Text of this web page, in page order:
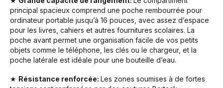
principal spacieux comprend une poche rembourrée pour
ordinateur portable jusqu’à 16 pouces, avec assez d’espace
pour les livres, cahiers et autres fournitures scolaires. La
poche avant permet une organisation facile de vos petits
objets comme le téléphone, les clés ou le chargeur, et la
poche latérale est idéale pour une bouteille d’eau.
★ Résistance renforcée: Les zones soumises à de fortes